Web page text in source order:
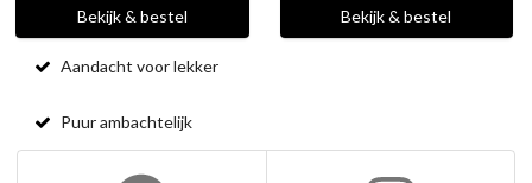
Bekijk & bestel Bekijk & bestel
Aandacht voor lekker
Puur ambachtelijk